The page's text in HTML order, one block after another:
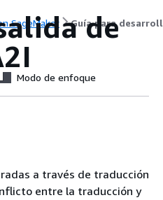
SageMaker Guía para
de
Modo de enfoque
a través de traducción
entre la traducción y